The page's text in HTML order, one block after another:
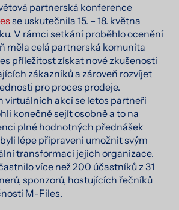
partnerská konference
se uskutečnila 15. – 18. května
V rámci setkání proběhlo ocenění
měla celá partnerská komunita
příležitost získat nové zkušenosti
zákazníků a zároveň rozvíjet
pro proces prodeje.
virtuálních akcí se letos partneři
konečně sejít osobně a to na
plné hodnotných přednášek
lépe připraveni umožnit svým
transformaci jejich organizace.
více než 200 účastníků z 31
sponzorů, hostujících řečníků
M-Files.